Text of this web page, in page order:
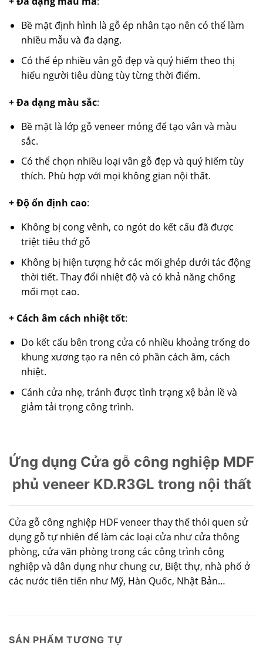
Bề mặt định hình là gỗ ép nhân tạo nên có thể làm
nhiều mẫu và đa dạng.
Có thể ép nhiều vân gỗ đẹp và quý hiếm theo thị
hiếu người tiêu dùng tùy từng thời điểm.
+ Đa dạng màu sắc:
Bề mặt là lớp gỗ veneer mỏng để tạo vân và màu
sắc.
Có thể chọn nhiều loại vân gỗ đẹp và quý hiếm tùy
thích. Phù hợp với mọi không gian nội thất.
+ Độ ổn định cao:
Không bị cong vênh, co ngót do kết cấu đã được
triệt tiêu thớ gỗ
Không bị hiện tượng hở các mối ghép dưới tác động
thời tiết. Thay đổi nhiệt độ và có khả năng chống
mối mọt cao.
+ Cách âm cách nhiệt tốt:
Do kết cấu bên trong cửa có nhiều khoảng trống do
khung xương tạo ra nên có phần cách âm, cách
nhiệt.
Cánh cửa nhẹ, tránh được tình trạng xệ bản lề và
giảm tải trọng công trình.
Ứng dụng Cửa gỗ công nghiệp MDF
phủ veneer KD.R3GL trong nội thất
Cửa gỗ công nghiệp HDF veneer thay thế thói quen sử
dụng gỗ tự nhiên để làm các loại cửa như cửa thông
phòng, cửa văn phòng trong các công trình công
nghiệp và dân dụng như chung cư, Biệt thự, nhà phố ở
các nước tiên tiến như Mỹ, Hàn Quốc, Nhật Bản…
SẢN PHẨM TƯƠNG TỰ